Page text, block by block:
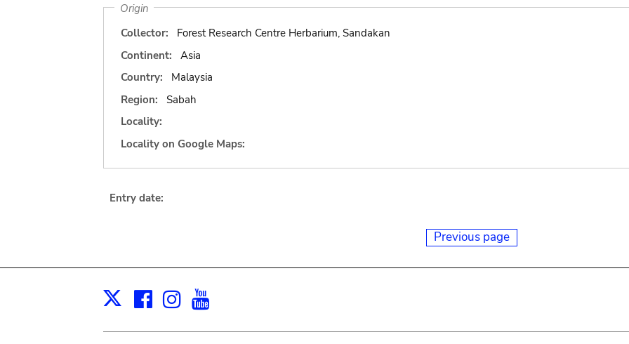
Origin
Collector:
Forest Research Centre Herbarium, Sandakan
Continent:
Asia
Country:
Malaysia
Region:
Sabah
Locality:
Locality on Google Maps:
Entry date:
Previous page
X Facebook
Instagram